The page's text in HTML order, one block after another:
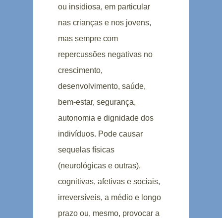
ou insidiosa, em particular
nas crianças e nos jovens,
mas sempre com
repercussões negativas no
crescimento,
desenvolvimento, saúde,
bem-estar, segurança,
autonomia e dignidade dos
indivíduos. Pode causar
sequelas físicas
(neurológicas e outras),
cognitivas, afetivas e sociais,
irreversíveis, a médio e longo
prazo ou, mesmo, provocar a